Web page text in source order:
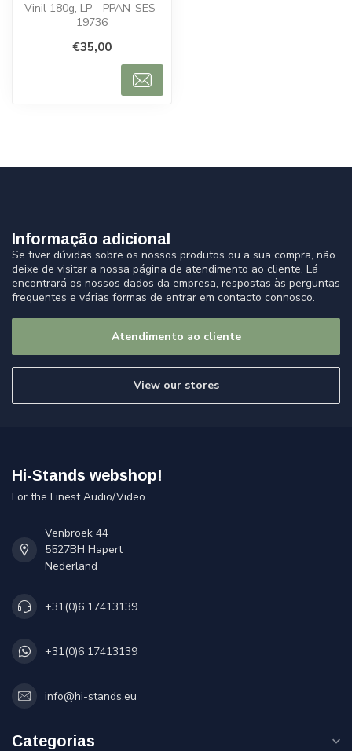
Vinil 180g, LP - PPAN-SES-
19736
€35,00
Informação adicional
Se tiver dúvidas sobre os nossos produtos ou a sua compra, não
deixe de visitar a nossa página de atendimento ao cliente. Lá
encontrará os nossos dados da empresa, respostas às perguntas
frequentes e várias formas de entrar em contacto connosco.
Atendimento ao cliente
View our stores
Hi-Stands webshop!
For the Finest Audio/Video
Venbroek 44
5527BH Hapert
Nederland
+31(0)6 17413139
+31(0)6 17413139
info@hi-stands.eu
Categorias